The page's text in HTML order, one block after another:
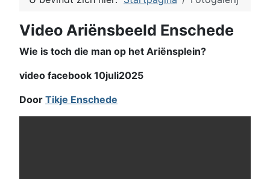
Video Ariënsbeeld Enschede
Wie is toch die man op het Ariënsplein?
video facebook 10juli2025
Door Tikje Enschede